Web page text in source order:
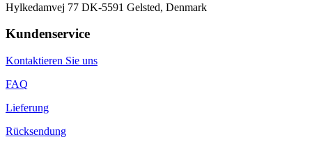
Hylkedamvej 77 DK-5591 Gelsted, Denmark
Kundenservice
Kontaktieren Sie uns
FAQ
Lieferung
Rücksendung